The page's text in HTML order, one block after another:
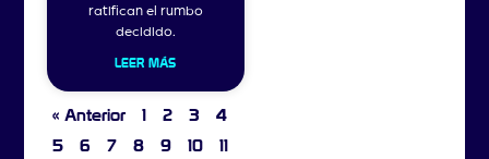
ratifican el rumbo
decidido.
LEER MÁS
« Anterior 1 2 3
4
5
6 7 8 9 10
11